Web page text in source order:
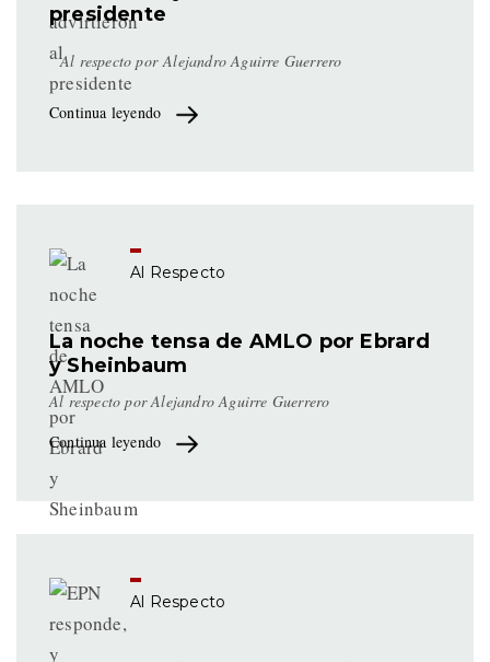
presidente
Al respecto porAlejandro Aguirre Guerrero
Continua leyendo
Al Respecto
La noche tensa de AMLO por Ebrard
y Sheinbaum
Al respecto por Alejandro Aguirre Guerrero
Continua leyendo
Al Respecto